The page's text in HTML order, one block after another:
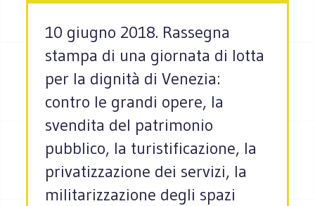
10 giugno 2018. Rassegna
stampa di una giornata di lotta
per la dignità di Venezia:
contro le grandi opere, la
svendita del patrimonio
pubblico, la turistificazione, la
privatizzazione dei servizi, la
militarizzazione degli spazi